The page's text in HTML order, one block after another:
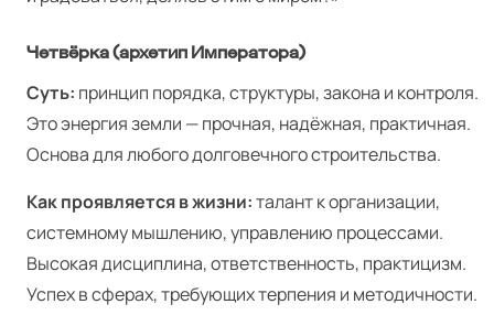
Четвёрка (архетип Императора)
Суть: принцип порядка, структуры, закона и контроля.
Это энергия земли — прочная, надёжная, практичная.
Основа для любого долговечного строительства.
Как проявляется в жизни:талант к организации,
системному мышлению, управлению процессами.
Высокая дисциплина, ответственность, практицизм.
Успех в сферах, требующих терпения и методичности.